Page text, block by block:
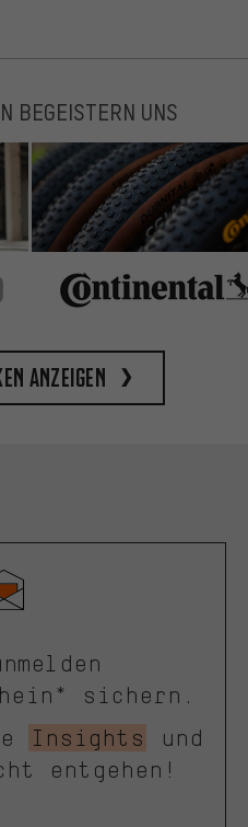
BEGEISTERN UNS
anzeigen
sichern.
Insights
und
entgehen!